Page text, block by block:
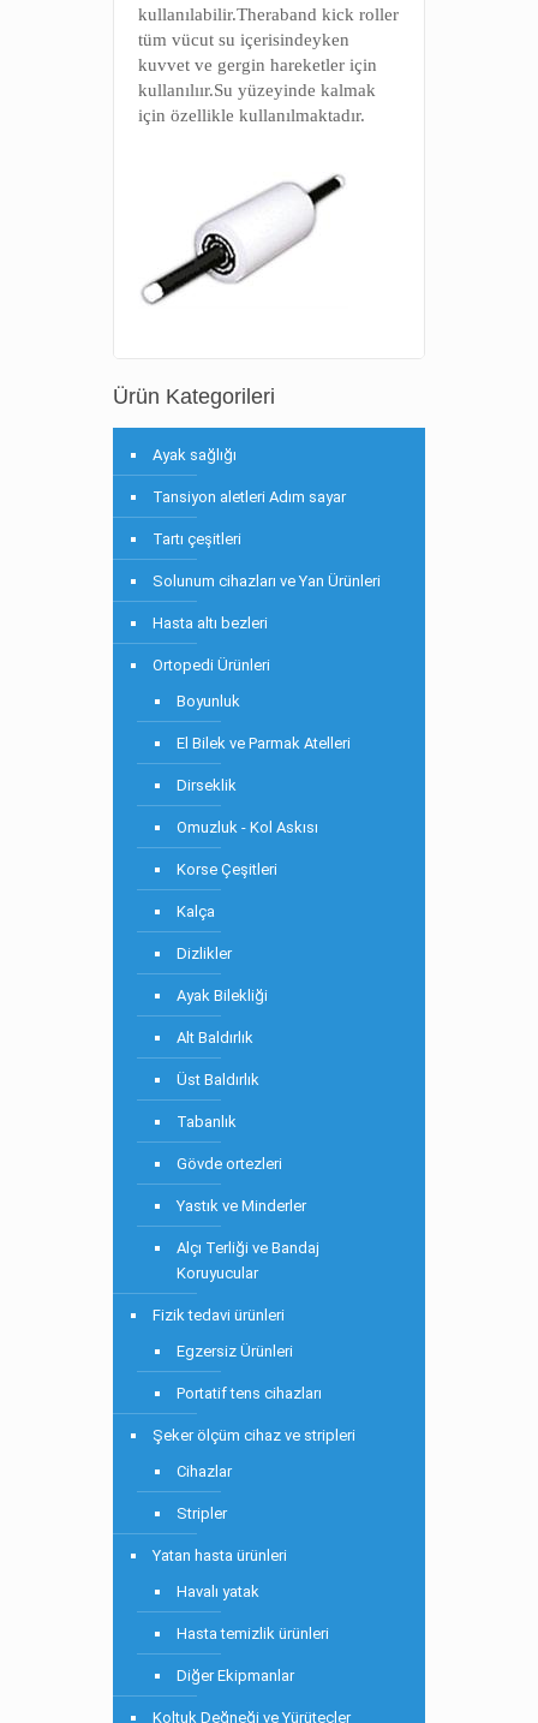
kullanılabilir.Theraband kick roller
tüm vücut su içerisindeyken
kuvvet ve gergin hareketler için
kullanılıır.Su yüzeyinde kalmak
için özellikle kullanılmaktadır.
Ürün Kategorileri
Ayak sağlığı
Tansiyon aletleri Adım sayar
Tartı çeşitleri
Solunum cihazları ve Yan Ürünleri
Hasta altı bezleri
Ortopedi Ürünleri
Boyunluk
El Bilek ve Parmak Atelleri
Dirseklik
Omuzluk - Kol Askısı
Korse Çeşitleri
Kalça
Dizlikler
Ayak Bilekliği
Alt Baldırlık
Üst Baldırlık
Tabanlık
Gövde ortezleri
Yastık ve Minderler
Alçı Terliği ve Bandaj
Koruyucular
Fizik tedavi ürünleri
Egzersiz Ürünleri
Portatif tens cihazları
Şeker ölçüm cihaz ve stripleri
Cihazlar
Stripler
Yatan hasta ürünleri
Havalı yatak
Hasta temizlik ürünleri
Diğer Ekipmanlar
Koltuk Değneği ve Yürüteçler